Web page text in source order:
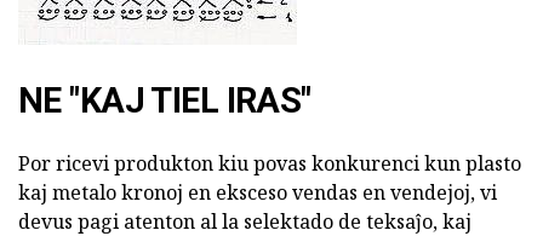
NE "KAJ TIEL IRAS"
Por ricevi produkton kiu povas konkurenci kun plasto
kaj metalo kronoj en eksceso vendas en vendejoj, vi
devus pagi atenton al la selektado de teksaĵo, kaj